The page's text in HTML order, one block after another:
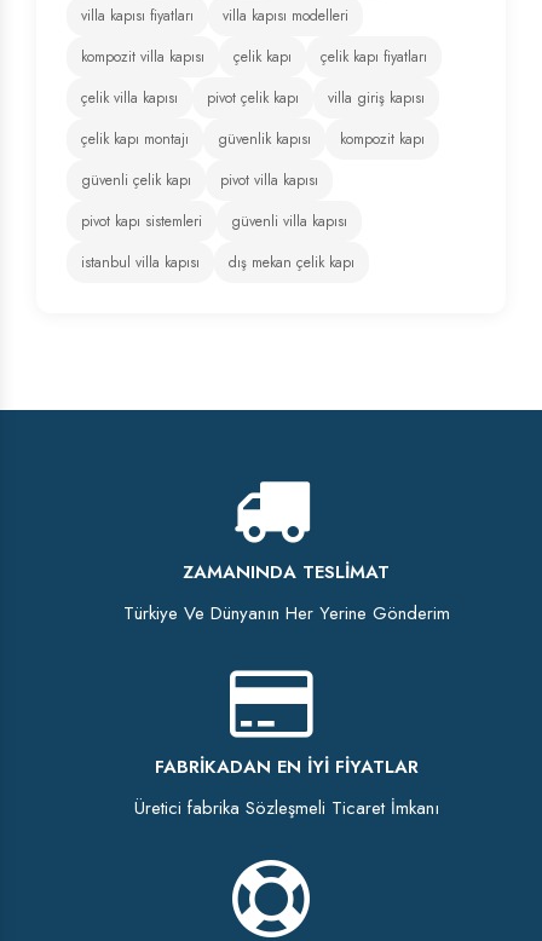
villa kapısı fiyatları
villa kapısı modelleri
kompozit villa kapısı
çelik kapı
çelik kapı fiyatları
çelik villa kapısı
pivot çelik kapı
villa giriş kapısı
çelik kapı montajı
güvenlik kapısı
kompozit kapı
güvenli çelik kapı
pivot villa kapısı
pivot kapı sistemleri
güvenli villa kapısı
istanbul villa kapısı
dış mekan çelik kapı
ZAMANINDA TESLIMAT
Türkiye Ve Dünyanın Her Yerine Gönderim
FABRIKADAN EN İYI FIYATLAR
Üretici fabrika Sözleşmeli Ticaret İmkanı